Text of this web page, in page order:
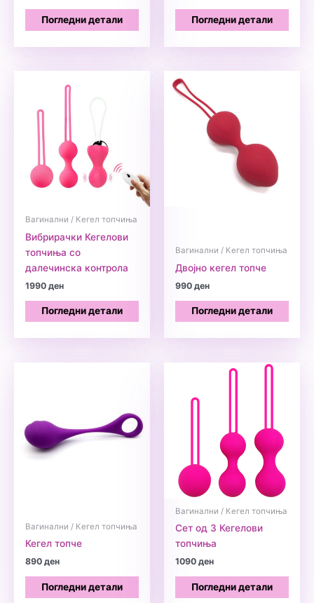
Погледни детали Погледни детали
Вагинални / Кегел топчиња
Вибрирачки Кегелови
топчиња со
далечинска контрола
1990ден
Погледни детали
Вагинални / Кегел топчиња
Двојно кегел топче
990ден
Погледни детали
Вагинални / Кегел топчиња
Кегел топче
890ден
Погледни детали
Вагинални / Кегел топчиња
Сет од 3 Кегелови
топчиња
1090ден
Погледни детали